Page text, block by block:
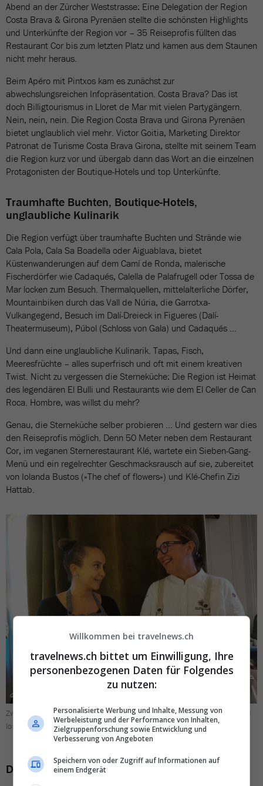
Abend an der Zürcher Weststrasse: Eine Delegation der Region
Costa Brava & Girona Pyrenäen stellte die schönsten Highlights
und Unterkünfte der Region vor – 35 Reiseprofis füllten das
Restaurant Cor bis zum letzten Platz und kamen aus dem Staunen
nicht mehr heraus.
Beim Apéro mit Pintxos kam es zunächst zur
abwechslungsreichen Infopräsentation. Costa Brava? Das ist
doch Billigtourismus in Lloret de Mar mit vielen Partygängern.
Nein, nein, nein. Die Region Costa Brava und Girona Pyrenäen
bietet unglaublich viel mehr. Victor Goitia, Marketing Direktor
Patronat de Turisme Costa Brava Girona, stellte mit seinem Team
die Region kurz vor und übergab dann das Wort an die einzelnen
Protagonisten der Boutique-Hotels und top Unterkünfte.
Traumhafte Buchten, Boutique-Hotels,
unglaubliche Kulinarik
Die Region verfügt über traumhafte Buchten und Strände wie
Cala Pola, Cala Sa Boadella oder Aiguablava, bietet
Küstenwanderungen auf dem Camí de Ronda, malerische
Fischerdörfer wie Cadaqués, Calella de Palafrugell oder Tossa de
Mar locken zum Besuch. Thermalquellen, mittelalterliche Dörfer,
Mountainbiken durch das Vall de Núria, die Garrotxa-
Vulkangegend, Besuch im Dalí-Dreieck in Figueres (Dalí-
Theatermuseum), Púbol (Schloss von Gala) und Cadaqués ...
Und dann eine unglaubliche Kulinarik. Tapas, Fisch,
Meeresfrüchte – alles superfrisch und oft mit einem kreativen
Twist. Nicht zu vergessen die Sterneküche: Die Region ist Heimat
des legendären El Bulli und Restaurants wie dem El Celler de Can
Roca. Hombre, was willst du mehr?
Genau, die Sterneküche selber probieren ... Und gestern war dies
den Reiseprofis möglich. Denn 50 Meter neben dem Restaurant
Cor, im veganen Sternerestaurant Klé, wartete ein Sieben-Gang-
Menü und ein regelrechter Geschmacksrausch auf sie, zubereitet
von Iolanda Bustos («The chef of flowers») und Klé-Chefin Zizi
Hattab.
Zwei Spitzenköchinnen im Gespräch: Zizi Hattab (Restaurant Klé) und
Iolanda Bustos («The chef of flowers»).
Die Partner des Abends
Willkommen bei travelnews.ch
travelnews.ch bittet um Einwilligung, Ihre
personenbezogenen Daten für Folgendes
zu nutzen:
Personalisierte Werbung und Inhalte, Messung von
Werbeleistung und der Performance von Inhalten,
Zielgruppenforschung sowie Entwicklung und
Verbesserung von Angeboten
Speichern von oder Zugriff auf Informationen auf
einem Endgerät